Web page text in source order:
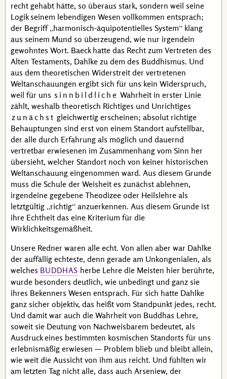
recht gehabt hätte, so überaus stark, sondern weil seine
Logik seinem lebendigen Wesen vollkommen entsprach;
der Begriff harmonisch-äquipotentielles System
klang
aus seinem Mund so überzeugend, wie nur irgendein
gewohntes Wort. Baeckhatte das Recht zum Vertreten des
Alten Testaments, Dahlke zu dem des Buddhismus. Und
aus dem theoretischen Widerstreit der vertretenen
Weltanschauungen ergibt sich für uns kein Widerspruch,
weil für uns sinnbildliche Wahrheit in erster Linie
zählt, weshalb theoretisch Richtiges und Unrichtiges
zunächst gleichwertig erscheinen; absolut richtige
Behauptungen sind erst von einem Standort aufstellbar,
der alle durch Erfahrung als möglich und dauernd
vertretbar erwiesenen im Zusammenhang vom Sinn her
übersieht, welcher Standort noch von keiner historischen
Weltanschauung eingenommen ward. Aus diesem Grunde
muss die Schule der Weisheit es zunächst ablehnen,
irgendeine gegebene Theodizee oder Heilslehre als
letztgültig richtig anzuerkennen. Aus diesem Grunde ist
ihre Echtheit das eine Kriterium für die
Wirklichkeitsgemäßheit.
Unsere Redner waren alle echt. Von allen aber war Dahlke
der auffällig echteste, denn gerade am Unkongenialen, als
welches BUDDHAS herbe Lehre die Meisten hier berührte,
wurde besonders deutlich, wie unbedingt und ganz sie
ihres Bekenners Wesen entsprach. Für sich hatte Dahlke
ganz sicher objektiv, das heißt vom Standpunkt jedes, recht.
Und damit war auch die Wahrheit von Buddhas Lehre,
soweit sie Deutung von Nachweisbarem bedeutet, als
Ausdruck eines bestimmten kosmischen Standorts für uns
erlebnismäßig erwiesen — Problem blieb und bleibt allein,
wie weit die Aussicht von ihm aus reicht. Und fühlten wir
am letzten Tag nicht alle, dass auch Arseniew, der